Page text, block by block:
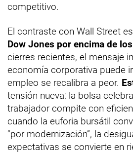
competitivo.
El contraste con Wall Street
Dow Jones por encima de
cierres recientes, el mensaje
economía corporativa puede
empleo se recalibra a peor.
tensión nueva: la bolsa
trabajador compite con
cuando la euforia bursátil
“por modernización”, la
expectativas se convierte en